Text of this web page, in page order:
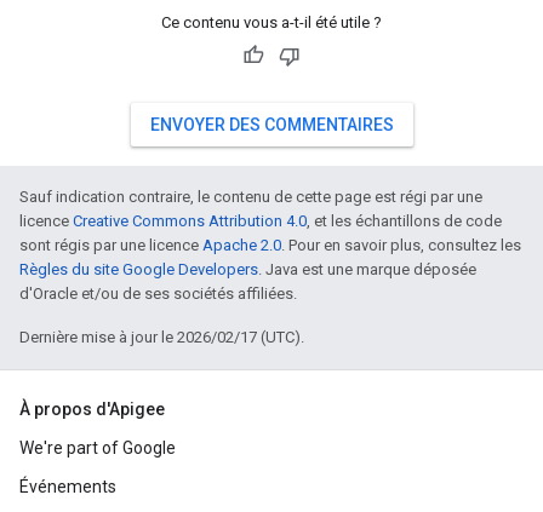
Ce contenu vous a-t-il été utile ?
ENVOYER DES COMMENTAIRES
Sauf indication contraire, le contenu de cette page est régi par une
licence Creative Commons Attribution 4.0, et les échantillons de code
sont régis par une licence Apache 2.0. Pour en savoir plus, consultez les
Règles du site Google Developers. Java est une marque déposée
d'Oracle et/ou de ses sociétés affiliées.
Dernière mise à jour le 2026/02/17 (UTC).
À propos d'Apigee
We're part of Google
Événements